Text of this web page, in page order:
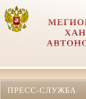
ПРЕСС-СЛУЖБА